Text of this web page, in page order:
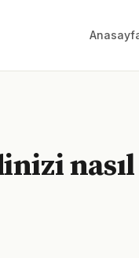
nasıl